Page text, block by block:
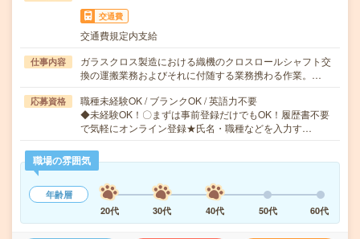
交通費
交通費規定内支給
仕事内容
ガラスクロス製造における織機のクロスロールシャフト交
換の運搬業務およびそれに付随する業務携わる作業。…
応募資格
職種未経験OK / ブランクOK / 英語力不要
◆未経験OK！〇まずは事前登録だけでもOK！履歴書不要
で気軽にオンライン登録★氏名・職種などを入力す…
職場の雰囲気
年齢層
20代
30代 40代 50代 60代